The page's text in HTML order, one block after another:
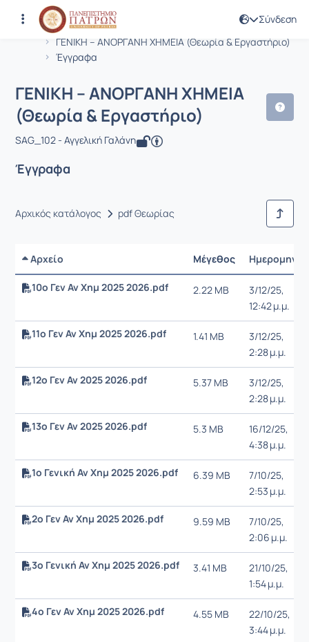
Σύνδεση
Αρχική Σελίδα
ΓΕΝΙΚΗ – ΑΝΟΡΓΑΝΗ ΧΗΜΕΙΑ (Θεωρία & Εργαστήριο)
Έγγραφα
Μάθημα : ΓΕΝΙΚΗ – ΑΝΟΡΓΑΝΗ
Κωδικός : SUST108
ΓΕΝΙΚΗ – ΑΝΟΡΓΑΝΗ ΧΗΜΕΙΑ
(Θεωρία & Εργαστήριο)
SAG_102 - Αγγελική Γαλάνη
Έγγραφα
Αρχικός κατάλογος pdf Θεωρίας
Αρχείο Μέγεθος Ημερομηνία
10ο Γεν Αν Χημ 2025 2026.pdf 2.22 MB
3/12/25,
12:42 μ.μ.
11o Γεν Αν Χημ 2025 2026.pdf 1.41 MB
3/12/25,
2:28 μ.μ.
12o Γεν Αν 2025 2026.pdf 5.37 MB
3/12/25,
2:28 μ.μ.
13ο Γεν Αν 2025 2026.pdf 5.3 MB
16/12/25,
4:38 μ.μ.
1ο Γενική Αν Χημ 2025 2026.pdf 6.39 MB
7/10/25,
2:53 μ.μ.
2ο Γεν Αν Χημ 2025 2026.pdf 9.59 MB
7/10/25,
2:06 μ.μ.
3ο Γενική Αν Χημ 2025 2026.pdf 3.41 MB
21/10/25,
1:54 μ.μ.
4ο Γεν Αν Χημ 2025 2026.pdf 4.55 MB
22/10/25,
3:44 μ.μ.